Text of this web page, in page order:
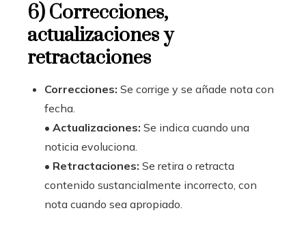
6) Correcciones,
actualizaciones y
retractaciones
Correcciones: Se corrige y se añade nota con
fecha.
• Actualizaciones: Se indica cuando una
noticia evoluciona.
• Retractaciones: Se retira o retracta
contenido sustancialmente incorrecto, con
nota cuando sea apropiado.